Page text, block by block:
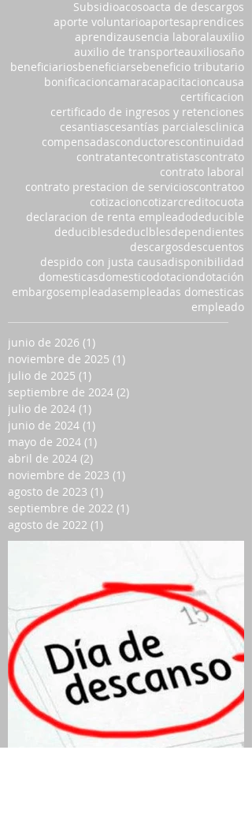
Subsidioacosoacta de descargos
aporte voluntarioaportesaprendices
aprendizausencia laboralauxilio
auxilio de transporteauxiliosaño
beneficiariosbeneficiarsebeneficio tributario
bonificacioncamaracapacitacioncausa
certificacion
certificado de ingresos y retenciones
cesantiascesantías parcialesclinica
compensadasconductorescontinuidad
contratantecontratistascontrato
contrato laboral
contrato prestacion de servicioscontratoo
cotizacioncotizarcreditocuota
declaracion de renta empleadodeducible
deduciblesdeduclblesdependientes
descargosdescuentos
despido con justa causadisponibilidad
domesticasdomesticodotaciondotación
embargosempleadasempleadas domesticas
empleado
junio de 2026 (1)
noviembre de 2025 (1)
julio de 2025 (1)
septiembre de 2024 (2)
julio de 2024 (1)
junio de 2024 (1)
mayo de 2024 (1)
abril de 2024 (2)
noviembre de 2023 (1)
agosto de 2023 (1)
septiembre de 2022 (1)
agosto de 2022 (1)